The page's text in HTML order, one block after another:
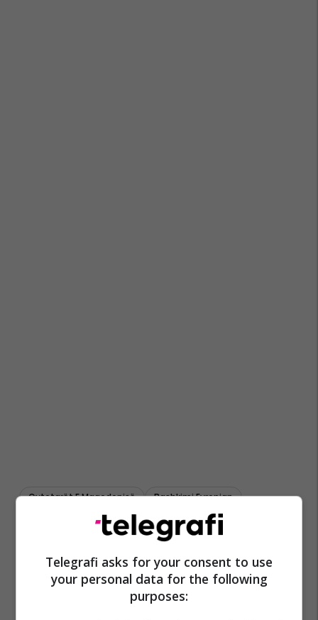
Qytetarët E Maqedonisë Bashkimi Evropian
Telegrafi asks for your consent to use
your personal data for the following
purposes: